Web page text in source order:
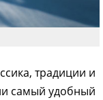
традиции и
самый удобный